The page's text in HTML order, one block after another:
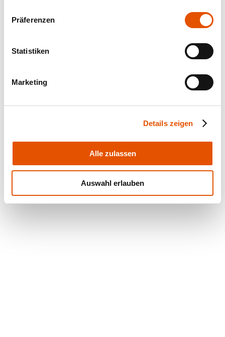
Präferenzen
Statistiken
Marketing
Details zeigen
Alle zulassen
Auswahl erlauben